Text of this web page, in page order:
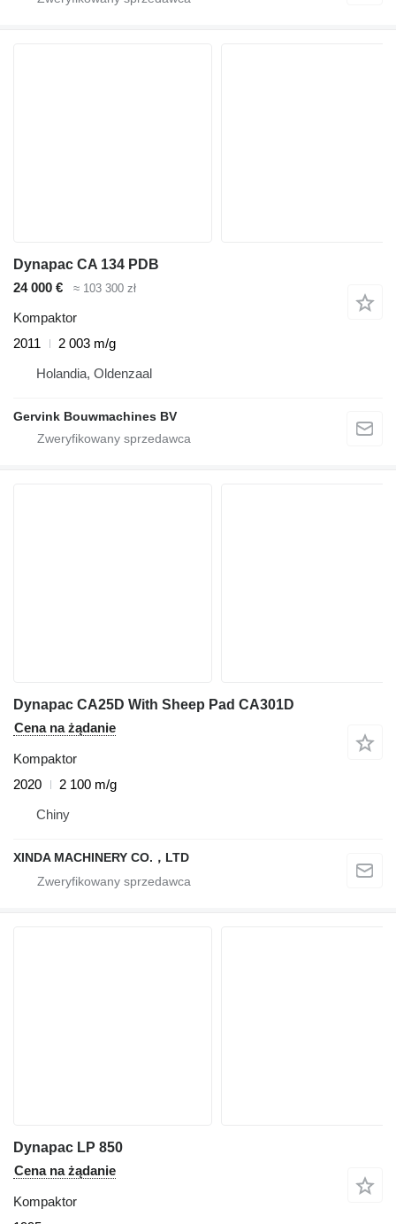
Dynapac CA 134 PDB
24 000 €
≈ 103 300 zł
Kompaktor
2011
2 003 m/g
Holandia, Oldenzaal
Gervink Bouwmachines BV
Dynapac CA25D With Sheep Pad CA301D
Cena na żądanie
Kompaktor
2020
2 100 m/g
Chiny
XINDA MACHINERY CO.，LTD
Dynapac LP 850
Cena na żądanie
Kompaktor